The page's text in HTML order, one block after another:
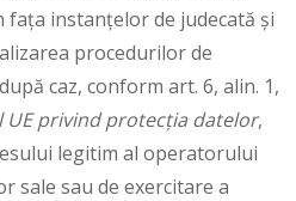
fața instanțelor de judecată și
procedurilor de
caz, conform art. 6, alin. 1,
UE privind protecția datelor,
legitim al operatorului
sale sau de exercitare a